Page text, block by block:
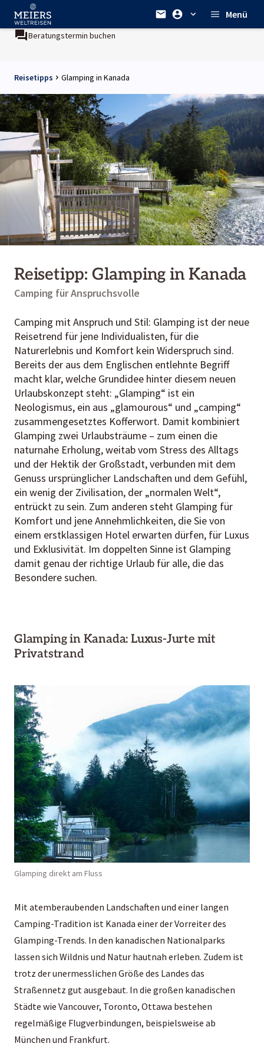
Menü
Beratungstermin buchen
Reisetipps Glamping in Kanada
Reisetipp: Glamping in Kanada
Camping für Anspruchsvolle
Camping mit Anspruch und Stil: Glamping ist der neue
Reisetrend für jene Individualisten, für die
Naturerlebnis und Komfort kein Widerspruch sind.
Bereits der aus dem Englischen entlehnte Begriff
macht klar, welche Grundidee hinter diesem neuen
Urlaubskonzept steht: „Glamping“ ist ein
Neologismus, ein aus „glamourous“ und „camping“
zusammengesetztes Kofferwort. Damit kombiniert
Glamping zwei Urlaubsträume – zum einen die
naturnahe Erholung, weitab vom Stress des Alltags
und der Hektik der Großstadt, verbunden mit dem
Genuss ursprünglicher Landschaften und dem Gefühl,
ein wenig der Zivilisation, der „normalen Welt“,
entrückt zu sein. Zum anderen steht Glamping für
Komfort und jene Annehmlichkeiten, die Sie von
einem erstklassigen Hotel erwarten dürfen, für Luxus
und Exklusivität. Im doppelten Sinne ist Glamping
damit genau der richtige Urlaub für alle, die das
Besondere suchen.
Glamping in Kanada: Luxus-Jurte mit
Privatstrand
Glamping direkt am Fluss
Mit atemberaubenden Landschaften und einer langen
Camping-Tradition ist Kanada einer der Vorreiter des
Glamping-Trends. In den kanadischen Nationalparks
lassen sich Wildnis und Natur hautnah erleben. Zudem ist
trotz der unermesslichen Größe des Landes das
Straßennetz gut ausgebaut. In die großen kanadischen
Städte wie Vancouver, Toronto, Ottawa bestehen
regelmäßige Flugverbindungen, beispielsweise ab
München und Frankfurt.